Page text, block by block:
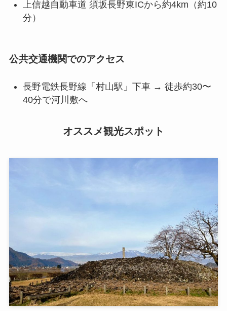
上信越自動車道 須坂長野東ICから約4km（約10
分）
公共交通機関でのアクセス
長野電鉄長野線「村山駅」下車 → 徒歩約30〜
40分で河川敷へ
オススメ観光スポット